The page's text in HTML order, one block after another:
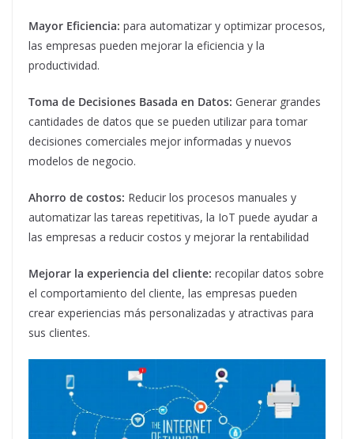
Mayor Eficiencia: para automatizar y optimizar procesos,
las empresas pueden mejorar la eficiencia y la
productividad.
Toma de Decisiones Basada en Datos: Generar grandes
cantidades de datos que se pueden utilizar para tomar
decisiones comerciales mejor informadas y nuevos
modelos de negocio.
Ahorro de costos: Reducir los procesos manuales y
automatizar las tareas repetitivas, la IoT puede ayudar a
las empresas a reducir costos y mejorar la rentabilidad
Mejorar la experiencia del cliente: recopilar datos sobre
el comportamiento del cliente, las empresas pueden
crear experiencias más personalizadas y atractivas para
sus clientes.